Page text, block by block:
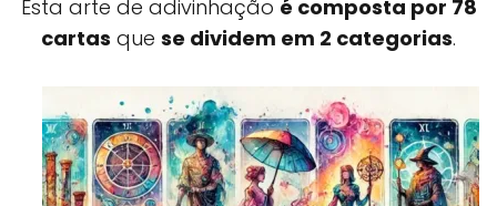
Esta arte de adivinhação é composta por 78
cartas que se dividem em 2 categorias.